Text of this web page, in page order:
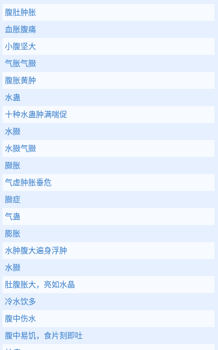
腹肚肿胀
血胀腹痛
小腹坚大
气胀气臌
腹胀黄肿
水蛊
十种水蛊肿满喘促
水臌
水臌气臌
臌胀
气虚肿胀垂危
臌症
气蛊
膨胀
水肿腹大遍身浮肿
水臌
肚腹胀大，亮如水晶
冷水饮多
腹中伤水
腹中易饥，食片刻即吐